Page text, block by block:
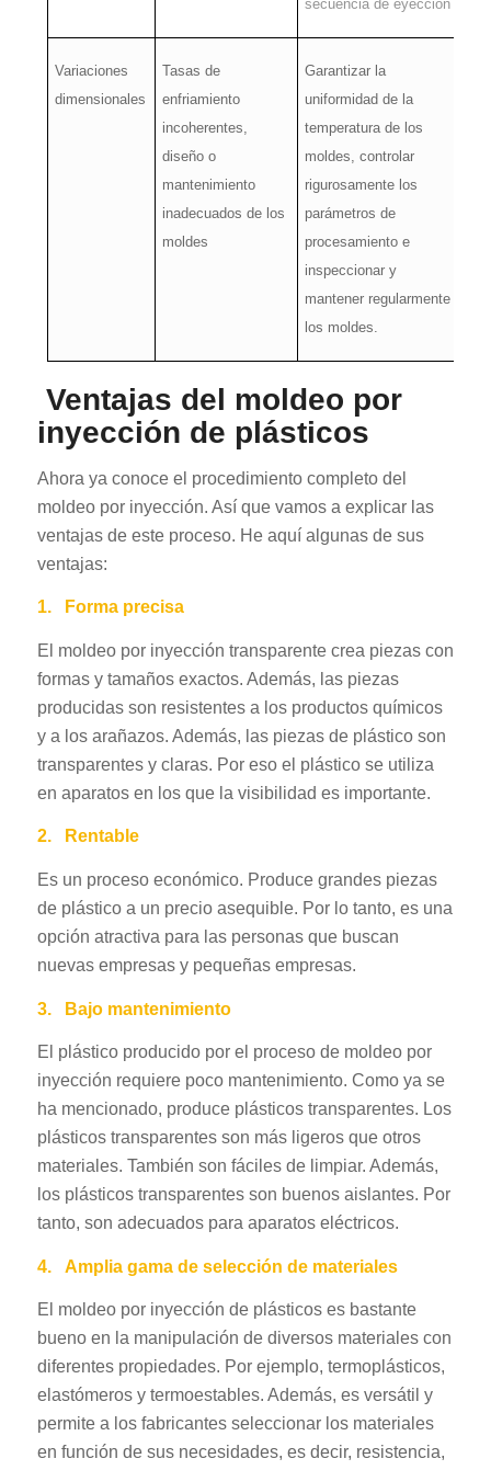
secuencia de eyección
Variaciones
dimensionales
Tasas de
enfriamiento
incoherentes,
diseño o
mantenimiento
inadecuados de los
moldes
Garantizar la
uniformidad de la
temperatura de los
moldes, controlar
rigurosamente los
parámetros de
procesamiento e
inspeccionar y
mantener regularmente
los moldes.
Ventajas del moldeo por
inyección de plásticos
Ahora ya conoce el procedimiento completo del
moldeo por inyección. Así que vamos a explicar las
ventajas de este proceso. He aquí algunas de sus
ventajas:
1. Forma precisa
El moldeo por inyección transparente crea piezas con
formas y tamaños exactos. Además, las piezas
producidas son resistentes a los productos químicos
y a los arañazos. Además, las piezas de plástico son
transparentes y claras. Por eso el plástico se utiliza
en aparatos en los que la visibilidad es importante.
2. Rentable
Es un proceso económico. Produce grandes piezas
de plástico a un precio asequible. Por lo tanto, es una
opción atractiva para las personas que buscan
nuevas empresas y pequeñas empresas.
3. Bajo mantenimiento
El plástico producido por el proceso de moldeo por
inyección requiere poco mantenimiento. Como ya se
ha mencionado, produce plásticos transparentes. Los
plásticos transparentes son más ligeros que otros
materiales. También son fáciles de limpiar. Además,
los plásticos transparentes son buenos aislantes. Por
tanto, son adecuados para aparatos eléctricos.
4. Amplia gama de selección de materiales
El moldeo por inyección de plásticos es bastante
bueno en la manipulación de diversos materiales con
diferentes propiedades. Por ejemplo, termoplásticos,
elastómeros y termoestables. Además, es versátil y
permite a los fabricantes seleccionar los materiales
en función de sus necesidades, es decir, resistencia,